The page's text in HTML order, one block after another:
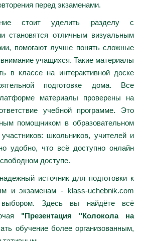
перед экзаменами.
стоит уделить разделу с
становятся отличным визуальным
помогают лучше понять сложные
учащихся. Такие материалы
в классе на интерактивной доске
подготовке дома. Все
материалы проверены на
учебной программе. Это
помощником в образовательном
школьников, учителей и
удобно, что всё доступно онлайн
доступе.
источник для подготовки к
и экзаменам - klass-uchebnik.com
выбором. Здесь вы найдёте всё
"Презентация "Колокола на
обучение более организованным,